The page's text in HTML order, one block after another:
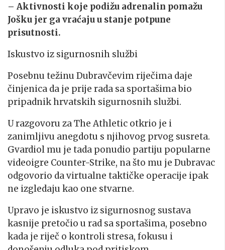
– Aktivnosti koje podižu adrenalin pomažu
Jošku jer ga vraćaju u stanje potpune
prisutnosti.
Iskustvo iz sigurnosnih službi
Posebnu težinu Dubravčevim riječima daje
činjenica da je prije rada sa sportašima bio
pripadnik hrvatskih sigurnosnih službi.
U razgovoru za The Athletic otkrio je i
zanimljivu anegdotu s njihovog prvog susreta.
Gvardiol mu je tada ponudio partiju popularne
videoigre Counter-Strike, na što mu je Dubravac
odgovorio da virtualne taktičke operacije ipak
ne izgledaju kao one stvarne.
Upravo je iskustvo iz sigurnosnog sustava
kasnije pretočio u rad sa sportašima, posebno
kada je riječ o kontroli stresa, fokusu i